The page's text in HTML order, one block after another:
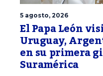
5 agosto, 2026
El Papa León
Uruguay,
en su primera
Suramérica